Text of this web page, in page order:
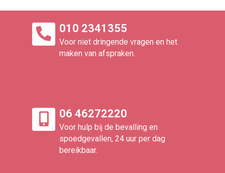
010 2341355
Voor niet dringende vragen en het
maken van afspraken.
06 46272220
Voor hulp bij de bevalling en
spoedgevallen, 24 uur per dag
bereikbaar.​